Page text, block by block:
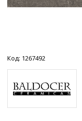
Код: 1267492